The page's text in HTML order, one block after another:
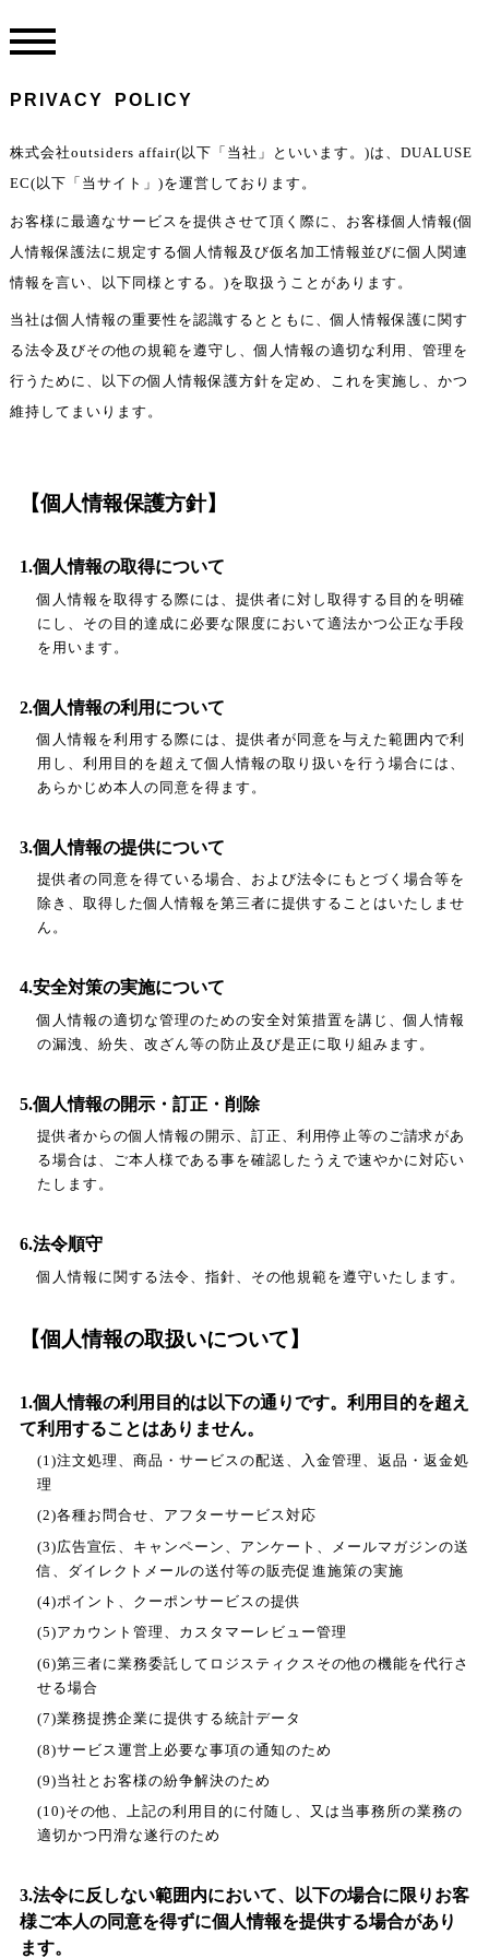
TOP
INFORMATION
ABOUT
CONTACT
PRIVACY POLICY
株式会社outsiders affair(以下「当社」といいます。)は、DUALUSE
EC(以下「当サイト」)を運営しております。
お客様に最適なサービスを提供させて頂く際に、お客様個人情報(個
人情報保護法に規定する個人情報及び仮名加工情報並びに個人関連
情報を言い、以下同様とする。)を取扱うことがあります。
当社は個人情報の重要性を認識するとともに、個人情報保護に関す
る法令及びその他の規範を遵守し、個人情報の適切な利用、管理を
行うために、以下の個人情報保護方針を定め、これを実施し、かつ
維持してまいります。
【個人情報保護方針】
1.個人情報の取得について
個人情報を取得する際には、提供者に対し取得する目的を明確
にし、その目的達成に必要な限度において適法かつ公正な手段
を用います。
2.個人情報の利用について
個人情報を利用する際には、提供者が同意を与えた範囲内で利
用し、利用目的を超えて個人情報の取り扱いを行う場合には、
あらかじめ本人の同意を得ます。
3.個人情報の提供について
提供者の同意を得ている場合、および法令にもとづく場合等を
除き、取得した個人情報を第三者に提供することはいたしませ
ん。
4.安全対策の実施について
個人情報の適切な管理のための安全対策措置を講じ、個人情報
の漏洩、紛失、改ざん等の防止及び是正に取り組みます。
5.個人情報の開示・訂正・削除
提供者からの個人情報の開示、訂正、利用停止等のご請求があ
る場合は、ご本人様である事を確認したうえで速やかに対応い
たします。
6.法令順守
個人情報に関する法令、指針、その他規範を遵守いたします。
【個人情報の取扱いについて】
1.個人情報の利用目的は以下の通りです。利用目的を超え
て利用することはありません。
(1)注文処理、商品・サービスの配送、入金管理、返品・返金処
理
(2)各種お問合せ、アフターサービス対応
(3)広告宣伝、キャンペーン、アンケート、メールマガジンの送
信、ダイレクトメールの送付等の販売促進施策の実施
(4)ポイント、クーポンサービスの提供
(5)アカウント管理、カスタマーレビュー管理
(6)第三者に業務委託してロジスティクスその他の機能を代行さ
せる場合
(7)業務提携企業に提供する統計データ
(8)サービス運営上必要な事項の通知のため
(9)当社とお客様の紛争解決のため
(10)その他、上記の利用目的に付随し、又は当事務所の業務の
適切かつ円滑な遂行のため
3.法令に反しない範囲内において、以下の場合に限りお客
様ご本人の同意を得ずに個人情報を提供する場合があり
ます。